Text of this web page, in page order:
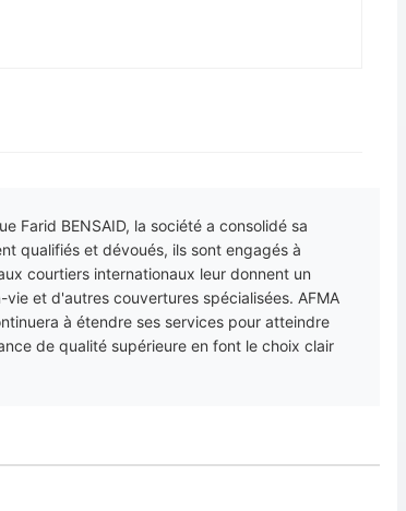
Farid BENSAID, la société a consolidé sa
qualifiés et dévoués, ils sont engagés à
courtiers internationaux leur donnent un
et d'autres couvertures spécialisées. AFMA
à étendre ses services pour atteindre
de qualité supérieure en font le choix clair